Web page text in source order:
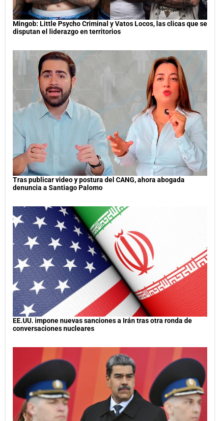
Mingob: Little Psycho Criminal y Vatos Locos, las clicas que se
disputan el liderazgo en territorios
Tras publicar video y postura del CANG, ahora abogada
denuncia a Santiago Palomo
EE.UU. impone nuevas sanciones a Irán tras otra ronda de
conversaciones nucleares